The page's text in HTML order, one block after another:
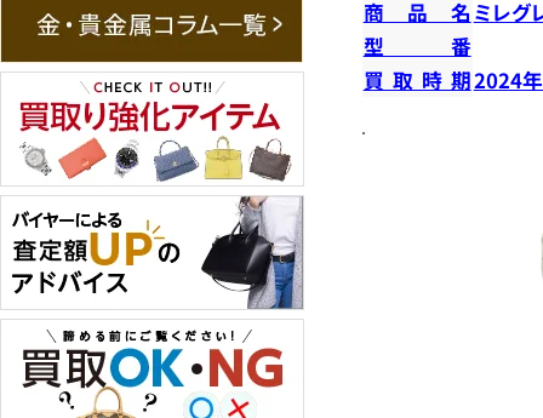
商品名 ミレグ
型番
買取時期2024